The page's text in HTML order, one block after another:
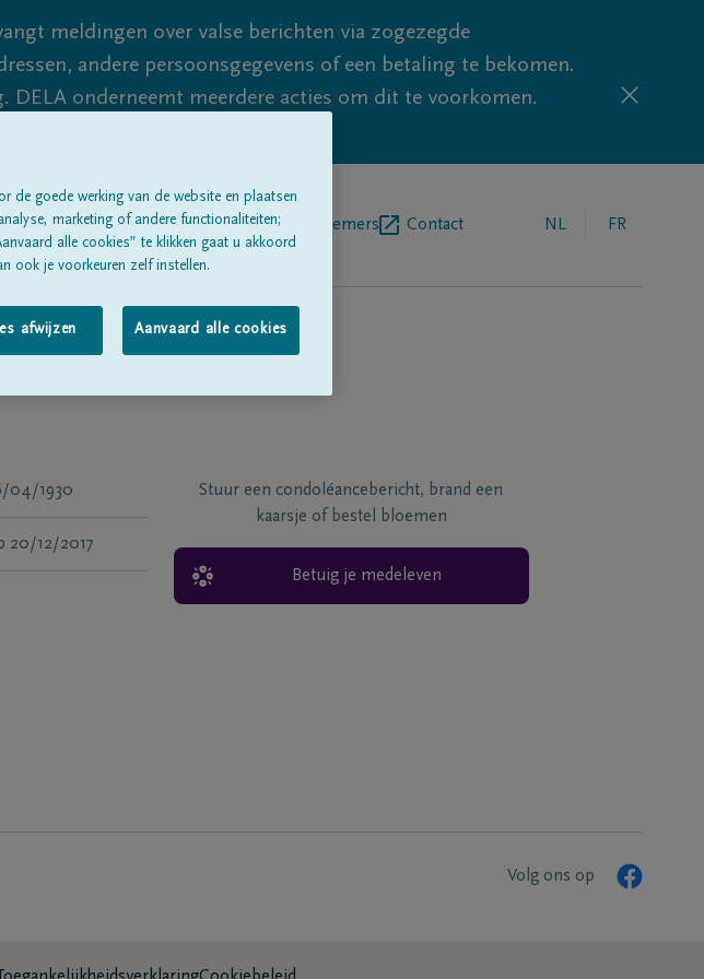
meldingen over valse berichten via zogezegde
andere persoonsgegevens of een betaling te bekomen.
onderneemt meerdere acties om dit te voorkomen.
blijf waakzaam.
rouwberichten Over onsBegrafenisondernemers Contact NL FR
04/1930
20/12/2017
Stuur een condoléancebericht, brand een
kaarsje of bestel bloemen
Betuig je medeleven
Volg ons op
de goede werking van de website en plaatsen
marketing of andere functionaliteiten;
alle cookies” te klikken gaat u akkoord
ook je voorkeuren zelf instellen.
afwijzen Aanvaard alle cookies